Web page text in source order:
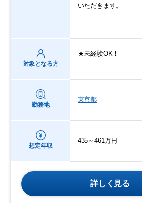
いただきます。
対象となる方
★未経験OK！
勤務地
東京都
想定年収
435～461万円
詳しく見る